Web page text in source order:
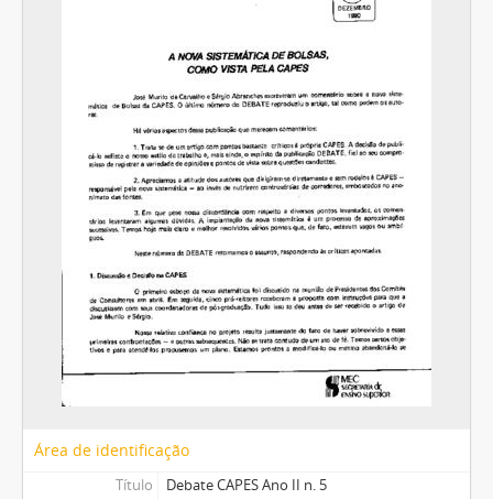
Área de identificação
Título
Debate CAPES Ano II n. 5